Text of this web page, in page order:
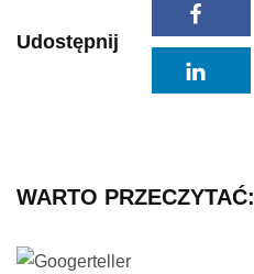
Udostępnij
WARTO PRZECZYTAĆ: